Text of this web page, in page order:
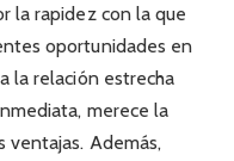
la rapidez con la que
oportunidades en
la relación estrecha
merece la
ventajas. Además,